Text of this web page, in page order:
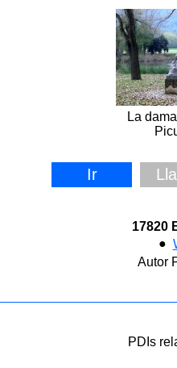
La
Ir
17820
●
Autor
PDIs